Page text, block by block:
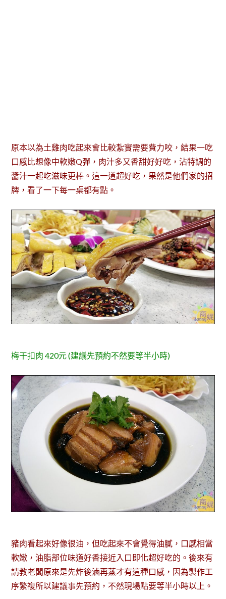
原本以為土雞肉吃起來會比較紮實需要費力咬，結果一吃
口感比想像中軟嫩Q彈，肉汁多又香甜好好吃，沾特調的
醬汁一起吃滋味更棒。這一道超好吃，果然是他們家的招
牌，看了一下每一桌都有點。
梅干扣肉 420元 (建議先預約不然要等半小時)
豬肉看起來好像很油，但吃起來不會覺得油膩，口感相當
軟嫩，油脂部位味道好香接近入口即化超好吃的。後來有
請教老闆原來是先炸後滷再蒸才有這種口感，因為製作工
序繁複所以建議事先預約，不然現場點要等半小時以上。